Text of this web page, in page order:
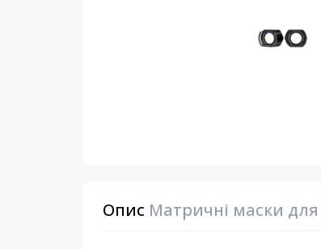
Опис Матричні маски для